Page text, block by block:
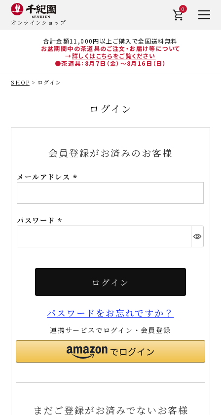
合計金額11,000円以上ご購入で全国送料無料
お盆期間中の茶道具のご注文・お届け等について
→詳しくはこちらをご覧ください
●茶道具：8月7日（金）～8月16日（日）
オンラインショップ
0
SHOP ログイン
ログイン
会員登録がお済みのお客様
メールアドレス
パスワード
ログイン
パスワードをお忘れですか？
連携サービスでログイン・会員登録
まだご登録がお済みでないお客様